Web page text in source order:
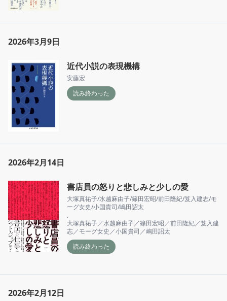
2026年3月9日
近代小説の表現機構
安藤宏
読み終わった
2026年2月14日
書店員の怒りと悲しみと少しの愛
大塚真祐子/水越麻由子/篠田宏昭/前田隆紀/笈入建志/モ
ーグ女史/小国貴司/嶋田詔太
,
大塚真祐子／水越麻由子／篠田宏昭／前田隆紀／笈入建
志／モーグ女史／小国貴司／嶋田詔太
読み終わった
2026年2月12日